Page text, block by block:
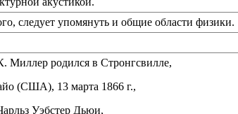
следует упомянуть и общие области физики.
Миллер родился в Стронгсвилле,
(США), 13 марта 1866 г.,
Уэбстер Дьюи,